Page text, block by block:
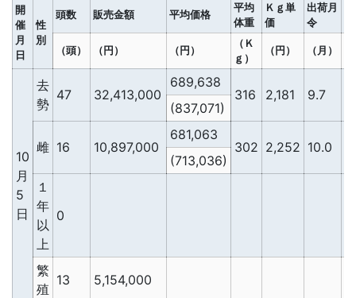
開
催
月
日
性
別
頭数 販売金額 平均価格
平均
体重
Ｋｇ単
価
出荷月
令
（頭） （円） （円）
（Ｋ
ｇ）
（円） （月）
10
月
5
日
去
勢
47 32,413,000
689,638
316
2,181 9.7
(837,071)
雌 16 10,897,000
681,063
302 2,252 10.0
(713,036)
１
年
以
上
0
繁
殖
13 5,154,000